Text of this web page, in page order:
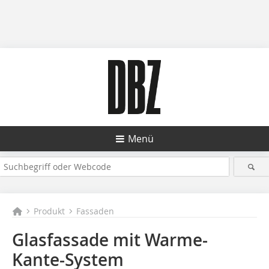
Menü
Produkt Fassaden
Glasfassade mit Warme-
Kante-System